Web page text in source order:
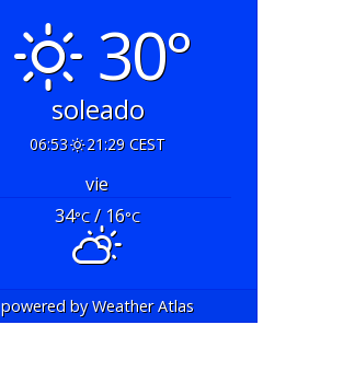
30°
soleado
06:53 21:29 CEST
vie
34°C/ 16°C
powered byWeather Atlas